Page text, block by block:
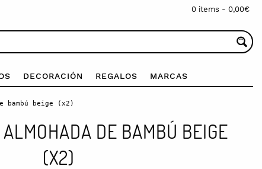
0 items - 0,00€
DECORACIÓN REGALOS MARCAS
bambú beige (x2)
DE BAMBÚ BEIGE
(X2)